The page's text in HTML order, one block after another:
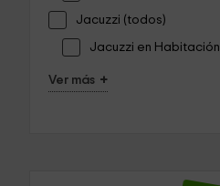
Jacuzzi (todos)
Jacuzzi en Habitación
Ver más +